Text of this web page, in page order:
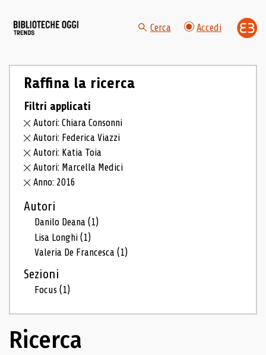
Cerca Accedi
Raffina la ricerca
Filtri applicati
Autori: Chiara Consonni
Autori: Federica Viazzi
Autori: Katia Toia
Autori: Marcella Medici
Anno: 2016
Autori
Danilo Deana(1)
Lisa Longhi(1)
Valeria De Francesca(1)
Sezioni
Focus(1)
Ricerca